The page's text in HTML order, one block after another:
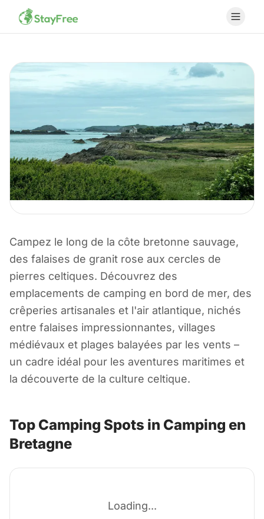
Camping en
Bretagne
France
Campez le long de la côte bretonne sauvage,
des falaises de granit rose aux cercles de
pierres celtiques. Découvrez des
emplacements de camping en bord de mer, des
crêperies artisanales et l'air atlantique, nichés
entre falaises impressionnantes, villages
médiévaux et plages balayées par les vents –
un cadre idéal pour les aventures maritimes et
la découverte de la culture celtique.
Top Camping Spots in Camping en
Bretagne
Loading...